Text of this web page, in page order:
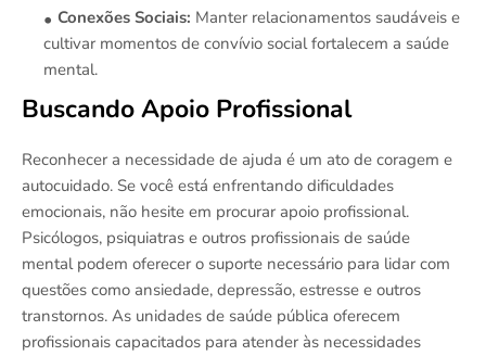
Conexões Sociais: Manter relacionamentos saudáveis e
cultivar momentos de convívio social fortalecem a saúde
mental.
Buscando Apoio Profissional
Reconhecer a necessidade de ajuda é um ato de coragem e
autocuidado. Se você está enfrentando dificuldades
emocionais, não hesite em procurar apoio profissional.
Psicólogos, psiquiatras e outros profissionais de saúde
mental podem oferecer o suporte necessário para lidar com
questões como ansiedade, depressão, estresse e outros
transtornos. As unidades de saúde pública oferecem
profissionais capacitados para atender às necessidades